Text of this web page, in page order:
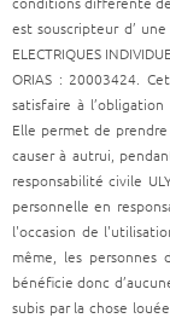
est souscripteur d’ une
ELECTRIQUES
ORIAS : 20003424.
satisfaire à
Elle permet de
causer à autrui,
responsabilité civile
personnelle en
l'occasion de
même, les
bénéficie donc
subis par la chose